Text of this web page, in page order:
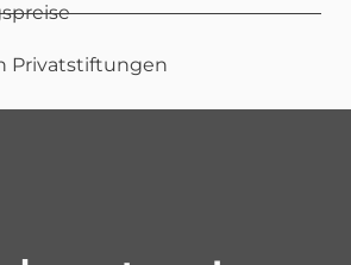
Privatstiftungen